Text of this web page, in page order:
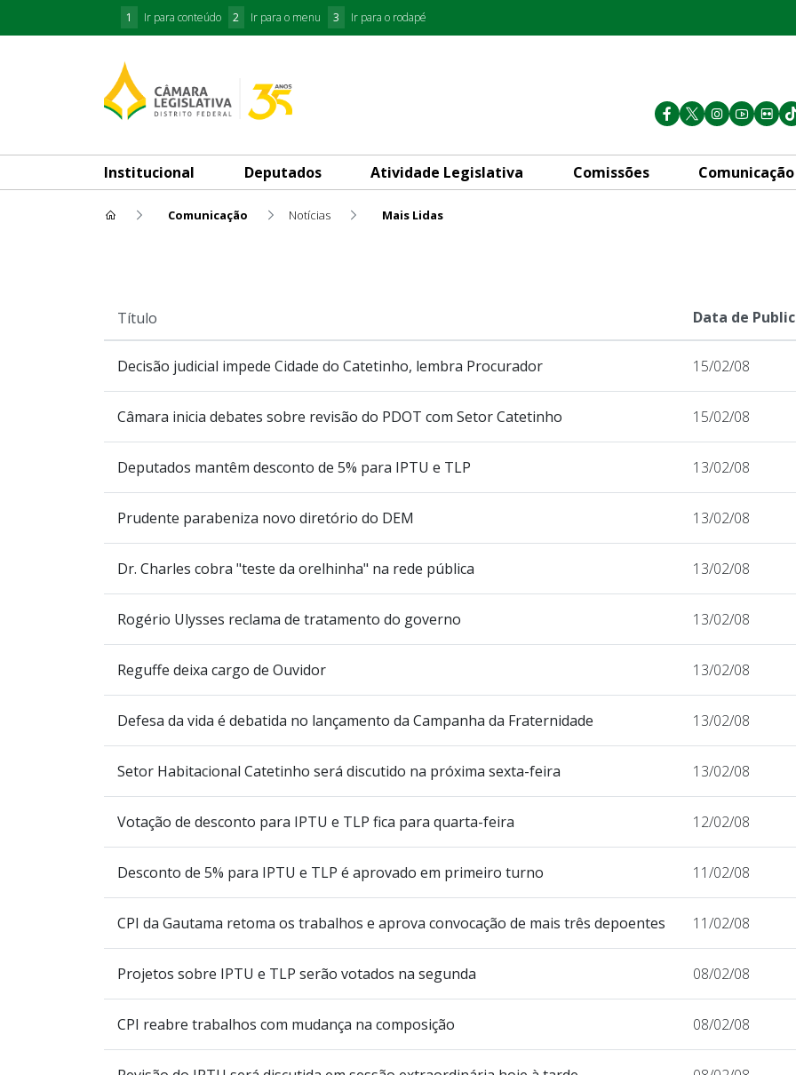
1 Ir para conteúdo 2 Ir para o menu 3 Ir para o rodapé
Institucional Deputados Atividade Legislativa Comissões Comunicação
Comunicação Notícias Mais Lidas
Título Data de
Decisão judicial impede Cidade do Catetinho, lembra Procurador 15/02/08
Câmara inicia debates sobre revisão do PDOT com Setor Catetinho 15/02/08
Deputados mantêm desconto de 5% para IPTU e TLP 13/02/08
Prudente parabeniza novo diretório do DEM 13/02/08
Dr. Charles cobra "teste da orelhinha" na rede pública 13/02/08
Rogério Ulysses reclama de tratamento do governo 13/02/08
Reguffe deixa cargo de Ouvidor 13/02/08
Defesa da vida é debatida no lançamento da Campanha da Fraternidade 13/02/08
Setor Habitacional Catetinho será discutido na próxima sexta-feira 13/02/08
Votação de desconto para IPTU e TLP fica para quarta-feira 12/02/08
Desconto de 5% para IPTU e TLP é aprovado em primeiro turno 11/02/08
CPI da Gautama retoma os trabalhos e aprova convocação de mais três depoentes 11/02/08
Projetos sobre IPTU e TLP serão votados na segunda 08/02/08
CPI reabre trabalhos com mudança na composição 08/02/08